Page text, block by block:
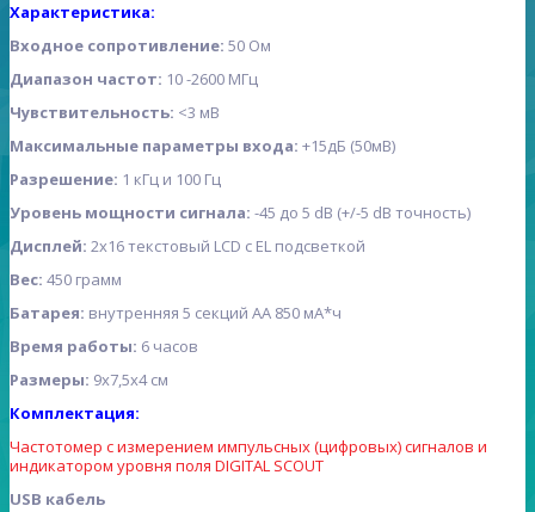
Характеристика:
Входное сопротивление: 50 Ом
Диапазон частот: 10 -2600 МГц
Чувствительность: <3 мВ
Максимальные параметры входа: +15дБ (50мВ)
Разрешение: 1 кГц и 100 Гц
Уровень мощности сигнала: -45 до 5 dB (+/-5 dB точность)
Дисплей: 2х16 текстовый LCD с EL подсветкой
Вес: 450 грамм
Батарея: внутренняя 5 секций АА 850 мА*ч
Время работы: 6 часов
Размеры: 9х7,5х4 cм
Комплектация:
Частотомер с измерением импульсных (цифровых) сигналов и
индикатором уровня поля DIGITAL SCOUT
USB кабель